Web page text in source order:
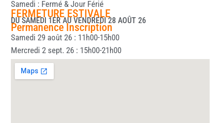
Samedi : Fermé & Jour Férié
FERMETURE ESTIVALE
DU SAMEDI 1ER AU VENDREDI 28 AOÛT 26
Permanence Inscription
Samedi 29 août 26 : 11h00-15h00
Mercredi 2 sept. 26 : 15h00-21h00